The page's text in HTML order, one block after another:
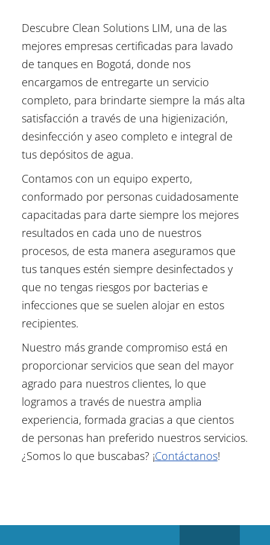
Descubre Clean Solutions LIM, una de las
mejores empresas certificadas para lavado
de tanques en Bogotá, donde nos
encargamos de entregarte un servicio
completo, para brindarte siempre la más alta
satisfacción a través de una higienización,
desinfección y aseo completo e integral de
tus depósitos de agua.
Contamos con un equipo experto,
conformado por personas cuidadosamente
capacitadas para darte siempre los mejores
resultados en cada uno de nuestros
procesos, de esta manera aseguramos que
tus tanques estén siempre desinfectados y
que no tengas riesgos por bacterias e
infecciones que se suelen alojar en estos
recipientes.
Nuestro más grande compromiso está en
proporcionar servicios que sean del mayor
agrado para nuestros clientes, lo que
logramos a través de nuestra amplia
experiencia, formada gracias a que cientos
de personas han preferido nuestros servicios.
¿Somos lo que buscabas? ¡Contáctanos!